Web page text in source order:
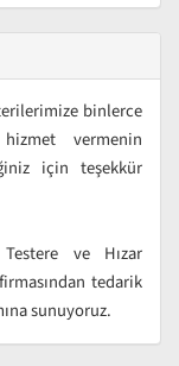
binlerce
vermenin
için teşekkür
ve Hızar
tedarik
sunuyoruz.